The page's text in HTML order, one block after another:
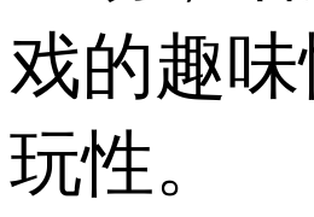
戏的趣
玩性。